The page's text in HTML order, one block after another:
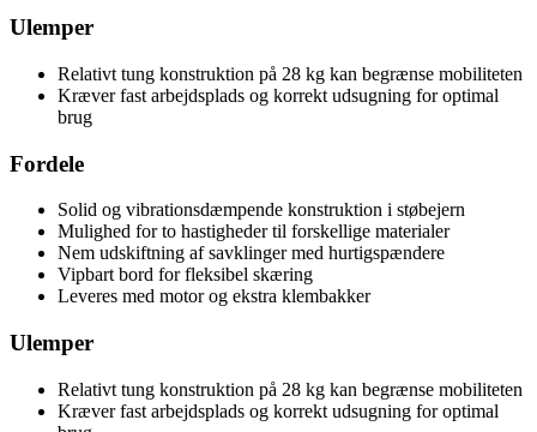
Ulemper
Relativt tung konstruktion på 28 kg kan begrænse mobiliteten
Kræver fast arbejdsplads og korrekt udsugning for optimal
brug
Fordele
Solid og vibrationsdæmpende konstruktion i støbejern
Mulighed for to hastigheder til forskellige materialer
Nem udskiftning af savklinger med hurtigspændere
Vipbart bord for fleksibel skæring
Leveres med motor og ekstra klembakker
Ulemper
Relativt tung konstruktion på 28 kg kan begrænse mobiliteten
Kræver fast arbejdsplads og korrekt udsugning for optimal